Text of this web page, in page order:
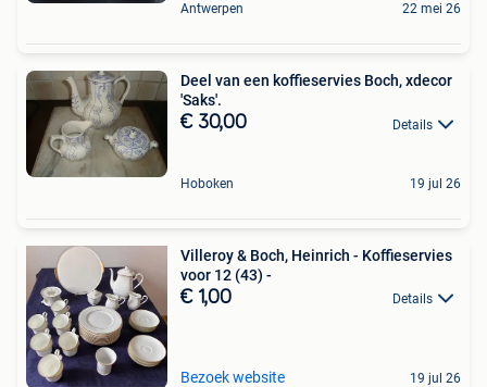
Antwerpen 22 mei 26
Deel van een koffieservies Boch, xdecor
'Saks'.
€ 30,00 Details
Hoboken 19 jul 26
Villeroy & Boch, Heinrich - Koffieservies
voor 12 (43) -
€ 1,00 Details
Bezoek website 19 jul 26